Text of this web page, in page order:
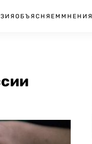
ОБЪЯСНЯЕМ МНЕНИЯ